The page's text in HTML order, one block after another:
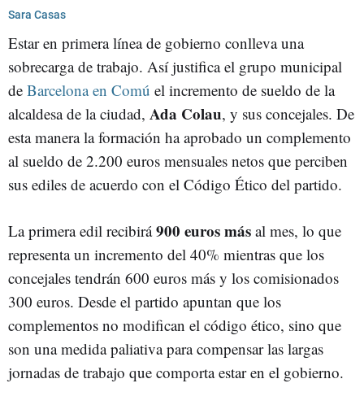
AYUNTAMIENTO DE BARCELONA
Sara Casas
Estar en primera línea de gobierno conlleva una
sobrecarga de trabajo. Así justifica el grupo municipal
de Barcelona en Comú el incremento de sueldo de la
alcaldesa de la ciudad, Ada Colau, y sus concejales. De
esta manera la formación ha aprobado un complemento
al sueldo de 2.200 euros mensuales netos que perciben
sus ediles de acuerdo con el Código Ético del partido.
La primera edil recibirá900 euros más al mes, lo que
representa un incremento del 40% mientras que los
concejales tendrán 600 euros más y los comisionados
300 euros. Desde el partido apuntan que los
complementos no modifican el código ético, sino que
son una medida paliativa para compensar las largas
jornadas de trabajo que comporta estar en el gobierno.